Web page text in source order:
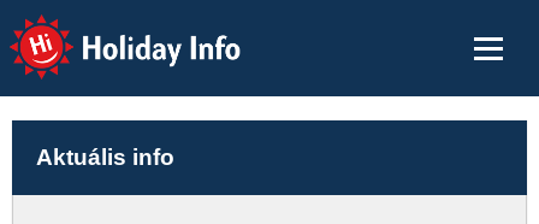
Holiday Info
Aktuális info